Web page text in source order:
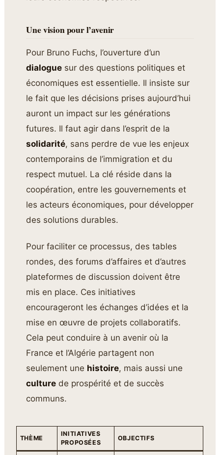
Une vision pour l’avenir
Pour Bruno Fuchs, l’ouverture d’un
dialogue sur des questions politiques et
économiques est essentielle. Il insiste sur
le fait que les décisions prises aujourd’hui
auront un impact sur les générations
futures. Il faut agir dans l’esprit de la
solidarité, sans perdre de vue les enjeux
contemporains de l’immigration et du
respect mutuel. La clé réside dans la
coopération, entre les gouvernements et
les acteurs économiques, pour développer
des solutions durables.
Pour faciliter ce processus, des tables
rondes, des forums d’affaires et d’autres
plateformes de discussion doivent être
mis en place. Ces initiatives
encourageront les échanges d’idées et la
mise en œuvre de projets collaboratifs.
Cela peut conduire à un avenir où la
France et l’Algérie partagent non
seulement une histoire, mais aussi une
culture de prospérité et de succès
communs.
THÈME
INITIATIVES
PROPOSÉES
OBJECTIFS